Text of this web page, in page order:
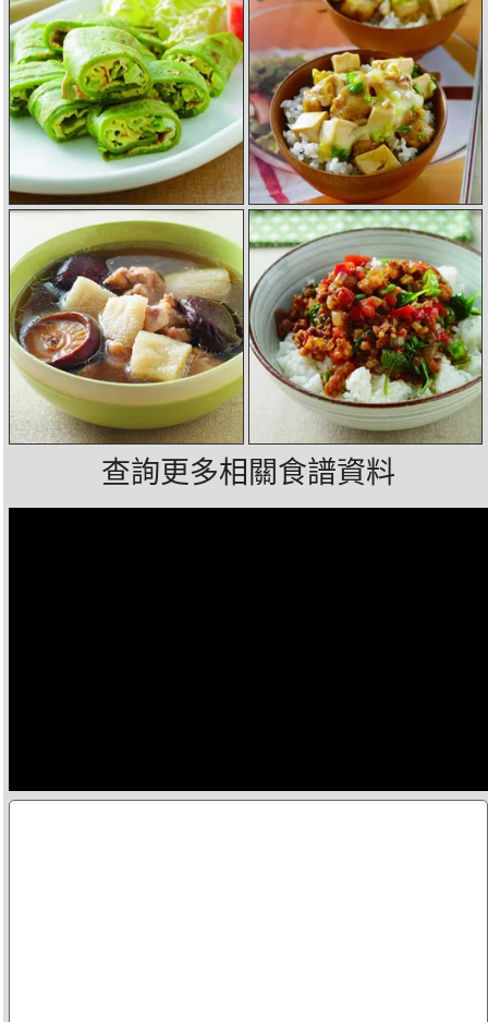
查詢更多相關食譜資料